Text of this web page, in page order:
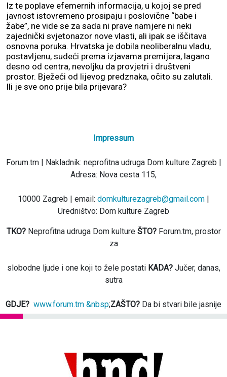
Iz te poplave efemernih informacija, u kojoj se pred
javnost istovremeno prosipaju i poslovične “babe i
žabe”, ne vide se za sada ni prave namjere ni neki
zajednički svjetonazor nove vlasti, ali ipak se iščitava
osnovna poruka. Hrvatska je dobila neoliberalnu vladu,
postavljenu, sudeći prema izjavama premijera, lagano
desno od centra, nevoljku da provjetri i društveni
prostor. Bježeći od lijevog predznaka, očito su zalutali.
Ili je sve ono prije bila prijevara?
Impressum
Forum.tm | Nakladnik: neprofitna udruga Dom kulture Zagreb |
Adresa: Nova cesta 115,
10000 Zagreb | email: domkulturezagreb@gmail.com
Uredništvo: Dom kulture Zagreb
TKO?Neprofitna udruga Dom kulture ŠTO?Forum.tm, prostor
za
slobodne ljude i one koji to žele postati KADA?Jučer, danas,
sutra
GDJE? www.forum.tm &nbsp;ZAŠTO? Da bi stvari bile jasnije